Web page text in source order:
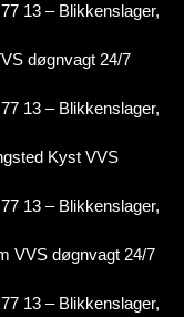
13 – Blikkenslager,
døgnvagt 24/7
13 – Blikkenslager,
Kyst VVS
13 – Blikkenslager,
VVS døgnvagt 24/7
13 – Blikkenslager,